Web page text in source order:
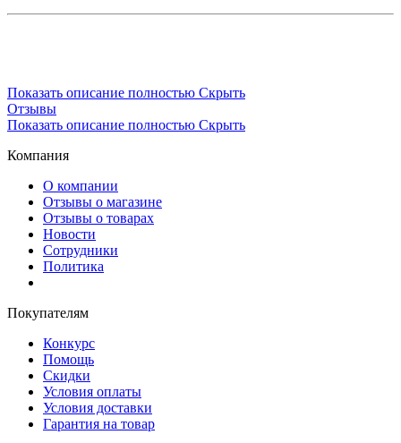
Показать описание полностью Скрыть
Отзывы
Показать описание полностью Скрыть
Компания
О компании
Отзывы о магазине
Отзывы о товарах
Новости
Сотрудники
Политика
Покупателям
Конкурс
Помощь
Скидки
Условия оплаты
Условия доставки
Гарантия на товар